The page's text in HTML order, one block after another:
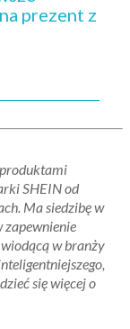
prezent z
SHEIN od
Ma siedzibę w
zapewnienie
w branży
się więcej o